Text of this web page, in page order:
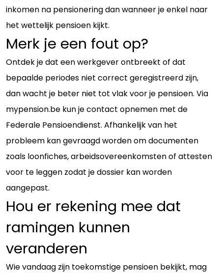
inkomen na pensionering dan wanneer je enkel naar
het wettelijk pensioen kijkt.
Merk je een fout op?
Ontdek je dat een werkgever ontbreekt of dat
bepaalde periodes niet correct geregistreerd zijn,
dan wacht je beter niet tot vlak voor je pensioen. Via
mypension.be kun je contact opnemen met de
Federale Pensioendienst. Afhankelijk van het
probleem kan gevraagd worden om documenten
zoals loonfiches, arbeidsovereenkomsten of attesten
voor te leggen zodat je dossier kan worden
aangepast.
Hou er rekening mee dat
ramingen kunnen
veranderen
Wie vandaag zijn toekomstige pensioen bekijkt, mag